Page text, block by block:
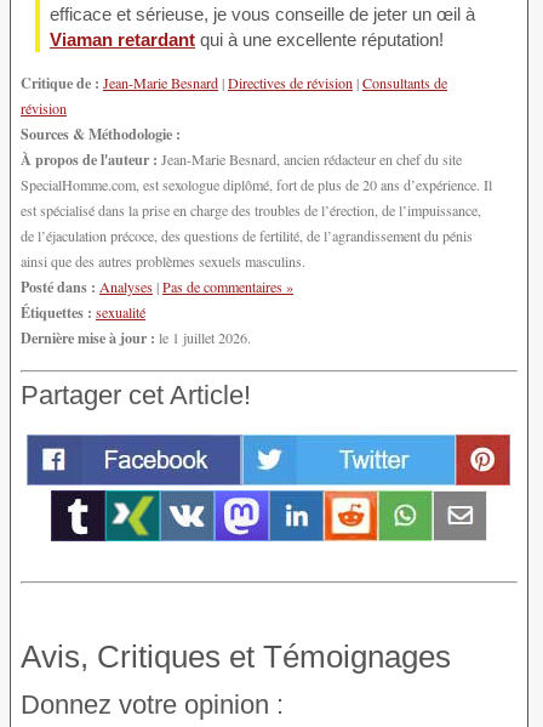
efficace et sérieuse, je vous conseille de jeter un œil à
Viaman retardant qui à une excellente réputation!
Critique de : Jean-Marie Besnard|Directives de révision|Consultants de
révision
Sources & Méthodologie :
À propos de l'auteur : Jean-Marie Besnard, ancien rédacteur en chef du site
SpecialHomme.com, est sexologue diplômé, fort de plus de 20 ans d’expérience. Il
est spécialisé dans la prise en charge des troubles de l’érection, de l’impuissance,
de l’éjaculation précoce, des questions de fertilité, de l’agrandissement du pénis
ainsi que des autres problèmes sexuels masculins.
Posté dans : Analyses|Pas de commentaires »
Étiquettes : sexualité
Dernière mise à jour : le 1 juillet 2026.
Partager cet Article!
Avis, Critiques et Témoignages
Donnez votre opinion :